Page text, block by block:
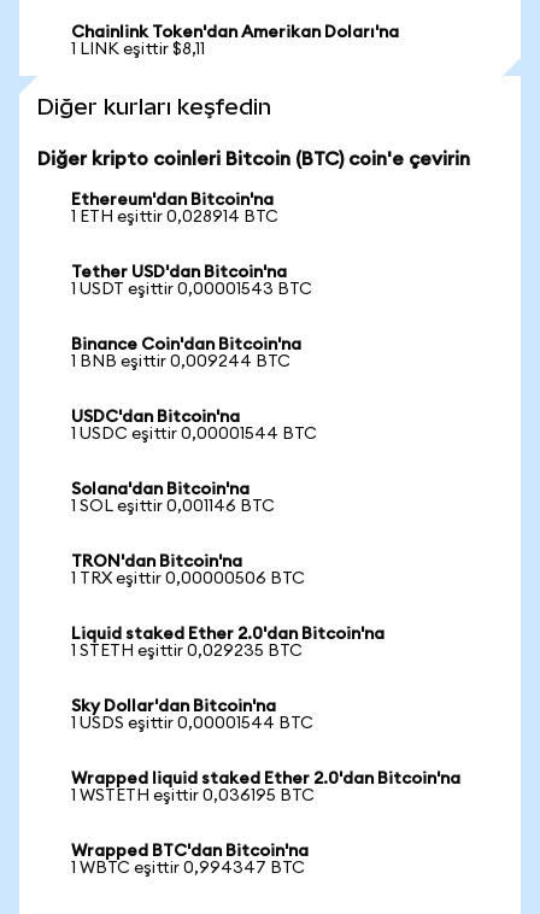
Chainlink Token'dan Amerikan Doları'na
1 LINK eşittir $8,11
Diğer kurları keşfedin
Diğer kripto coinleri Bitcoin (BTC) coin'e çevirin
Ethereum'dan Bitcoin'na
1 ETH eşittir 0,028914 BTC
Tether USD'dan Bitcoin'na
1 USDT eşittir 0,00001543 BTC
Binance Coin'dan Bitcoin'na
1 BNB eşittir 0,009244 BTC
USDC'dan Bitcoin'na
1 USDC eşittir 0,00001544 BTC
Solana'dan Bitcoin'na
1 SOL eşittir 0,001146 BTC
TRON'dan Bitcoin'na
1 TRX eşittir 0,00000506 BTC
Liquid staked Ether 2.0'dan Bitcoin'na
1 STETH eşittir 0,029235 BTC
Sky Dollar'dan Bitcoin'na
1 USDS eşittir 0,00001544 BTC
Wrapped liquid staked Ether 2.0'dan Bitcoin'na
1 WSTETH eşittir 0,036195 BTC
Wrapped BTC'dan Bitcoin'na
1 WBTC eşittir 0,994347 BTC